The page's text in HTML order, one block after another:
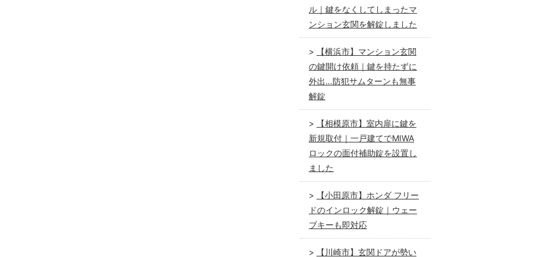
ル｜鍵をなくしてしまったマ
ンション玄関を解錠しました
【横浜市】マンション玄関
の鍵開け依頼｜鍵を持たずに
外出…防犯サムターンも無事
解錠
【相模原市】室内扉に鍵を
新規取付｜一戸建てでMIWA
ロックの面付補助錠を設置し
ました
【小田原市】ホンダ フリー
ドのインロック解錠｜ウェー
ブキーも即対応
【川崎市】玄関ドアが勢い